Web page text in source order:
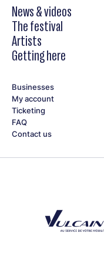
News & videos
The festival
Artists
Getting here
Businesses
My account
Ticketing
FAQ
Contact us